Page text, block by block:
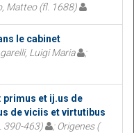
Matteo (fl. 1688)
le cabinet
Luigi Maria
;
et ij.us de
de viciis et virtutibus
390-463)
; Origenes (